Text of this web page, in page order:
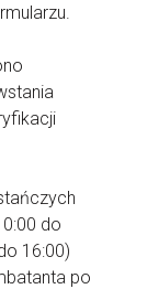
do
16:00)
po